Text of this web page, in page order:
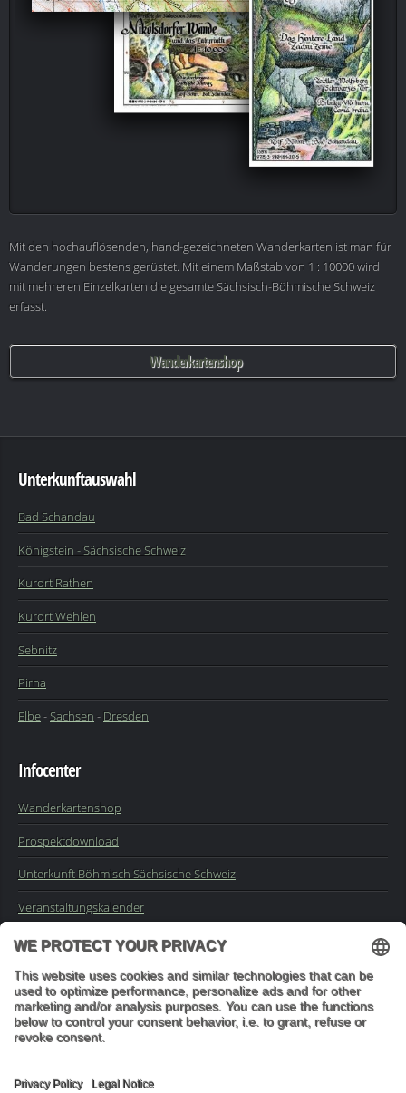
Mit den hochauflösenden, hand-gezeichneten Wanderkarten ist man für
Wanderungen bestens gerüstet. Mit einem Maßstab von 1 : 10000 wird
mit mehreren Einzelkarten die gesamte Sächsisch-Böhmische Schweiz
erfasst.
Wanderkartenshop
Unterkunftauswahl
Bad Schandau
Königstein - Sächsische Schweiz
Kurort Rathen
Kurort Wehlen
Sebnitz
Pirna
Elbe-Sachsen - Dresden
Infocenter
Wanderkartenshop
Prospektdownload
Unterkunft Böhmisch Sächsische Schweiz
Veranstaltungskalender
Impressum
Buchungsanfrage